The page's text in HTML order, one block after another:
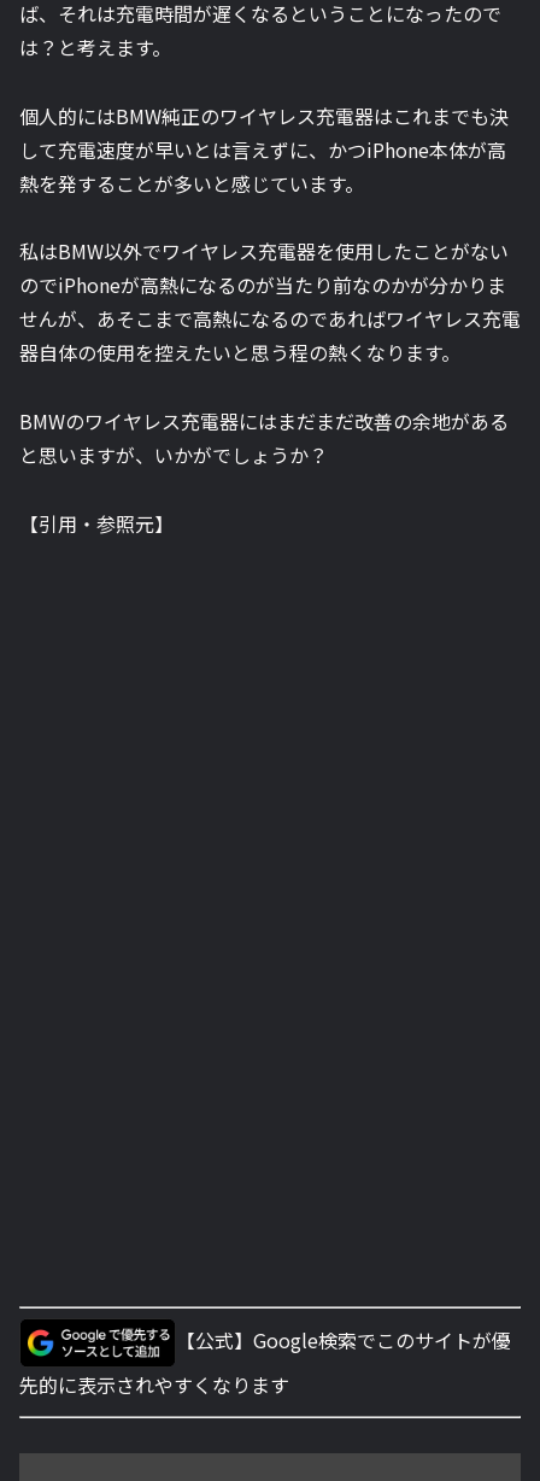
ば、それは充電時間が遅くなるということになったので
は？と考えます。
個人的にはBMW純正のワイヤレス充電器はこれまでも決
して充電速度が早いとは言えずに、かつiPhone本体が高
熱を発することが多いと感じています。
私はBMW以外でワイヤレス充電器を使用したことがない
のでiPhoneが高熱になるのが当たり前なのかが分かりま
せんが、あそこまで高熱になるのであればワイヤレス充電
器自体の使用を控えたいと思う程の熱くなります。
BMWのワイヤレス充電器にはまだまだ改善の余地がある
と思いますが、いかがでしょうか？
【引用・参照元】
【公式】Google検索でこのサイトが優
先的に表示されやすくなります